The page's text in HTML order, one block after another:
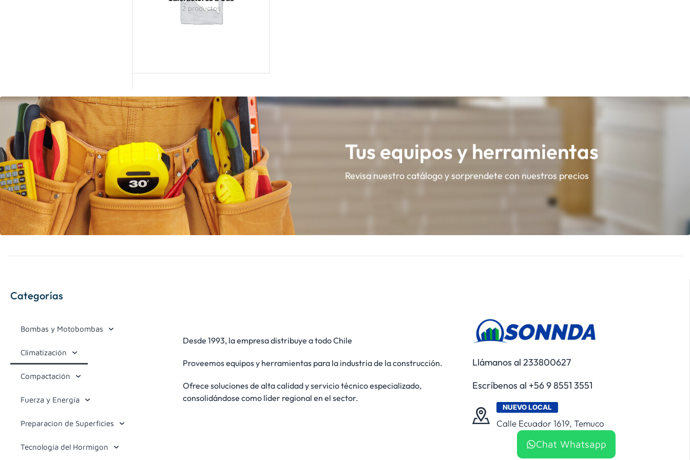
2 productos
Tus equipos y herramientas
Revisa nuestro catálogo y sorprendete con nuestros precios
Categorías
Bombas y Motobombas
Climatización
Compactación
Fuerza y Energía
Preparacion de Superficies
Tecnología del Hormigon
Desde 1993, la empresa distribuye a todo Chile
Proveemos equipos y herramientas para la industria de la construcción.
Ofrece soluciones de alta calidad y servicio técnico especializado,
consolidándose como líder regional en el sector.
Llámanos al 233800627
Escríbenos al +56 9 8551 3551
NUEVO LOCAL
Calle Ecuador 1619, Temuco
Chat Whatsapp